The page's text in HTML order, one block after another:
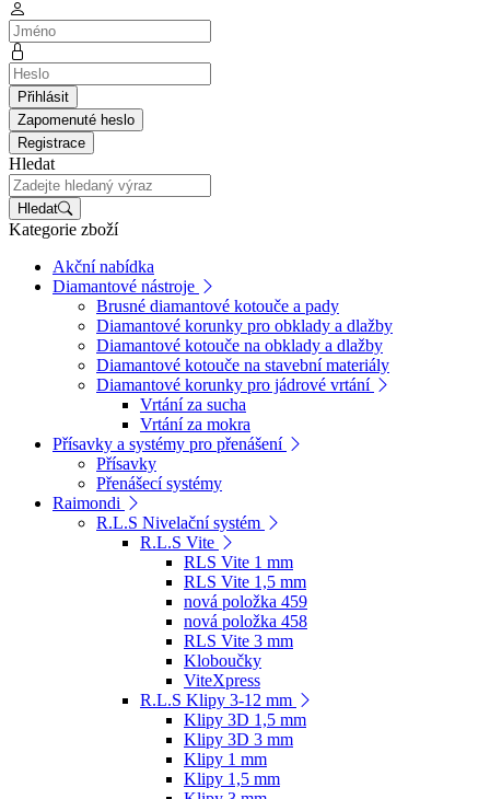
Přihlásit
Zapomenuté heslo
Registrace
Hledat
Hledat
Kategorie zboží
Akční nabídka
Diamantové nástroje
Brusné diamantové kotouče a pady
Diamantové korunky pro obklady a dlažby
Diamantové kotouče na obklady a dlažby
Diamantové kotouče na stavební materiály
Diamantové korunky pro jádrové vrtání
Vrtání za sucha
Vrtání za mokra
Přísavky a systémy pro přenášení
Přísavky
Přenášecí systémy
Raimondi
R.L.S Nivelační systém
R.L.S Vite
RLS Vite 1 mm
RLS Vite 1,5 mm
nová položka 459
nová položka 458
RLS Vite 3 mm
Kloboučky
ViteXpress
R.L.S Klipy 3-12 mm
Klipy 3D 1,5 mm
Klipy 3D 3 mm
Klipy 1 mm
Klipy 1,5 mm